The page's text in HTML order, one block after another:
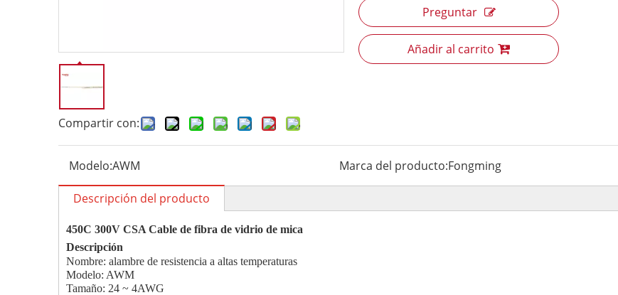
Compartir con:
Preguntar
Añadir al carrito
Modelo:AWM Marca del producto:Fongming
Descripción del producto
450C 300V CSA Cable de fibra de vidrio de mica
Descripción
Nombre: alambre de resistencia a altas temperaturas
Modelo: AWM
Tamaño: 24 ~ 4AWG